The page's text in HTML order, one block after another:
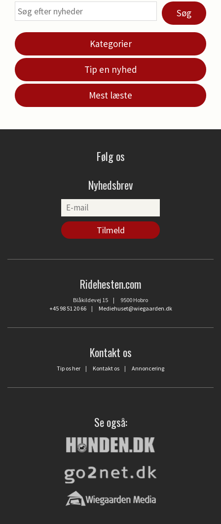
Søg
Kategorier
Tip en nyhed
Mest læste
Følg os
Nyhedsbrev
Ridehesten.com
Blåkildevej 15 | 9500 Hobro
+45 98 51 20 66| Mediehuset@wiegaarden.dk
Kontakt os
Tip os her | Kontakt os | Annoncering
Se også: